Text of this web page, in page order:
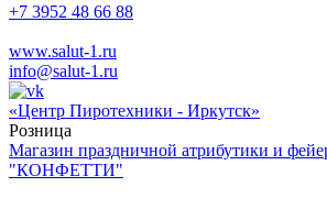
+7 3952 48 66 88
www.salut-1.ru
info@salut-1.ru
«Центр Пиротехники - Иркутск»
Розница
Магазин праздничной атрибутики и
"КОНФЕТТИ"